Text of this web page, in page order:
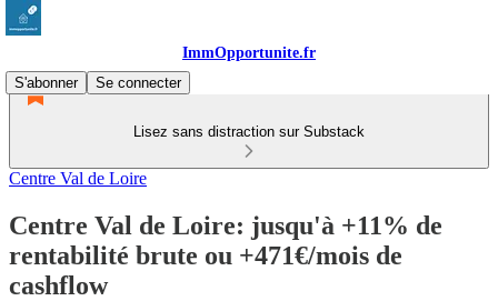
ImmOpportunite.fr
S'abonner
Se connecter
Lisez sans distraction sur Substack
Centre Val de Loire
Centre Val de Loire: jusqu'à +11% de
rentabilité brute ou +471€/mois de
cashflow